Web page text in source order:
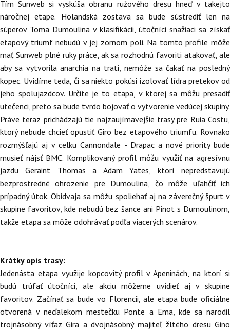
Tím Sunweb si vyskúša obranu ružového dresu hneď v takejto
náročnej etape. Holandská zostava sa bude sústrediť len na
súperov Toma Dumoulina v klasifikácii, útočníci snažiaci sa získať
etapový triumf nebudú v jej zornom poli. Na tomto profile môže
mať Sunweb plné ruky práce, ak sa rozhodnú favoriti atakovať, ale
aby sa vytvorila anarchia na trati, nemôže sa čakať na posledný
kopec. Uvidíme teda, či sa niekto pokúsi izolovať lídra pretekov od
jeho spolujazdcov. Určite je to etapa, v ktorej sa môžu presadiť
utečenci, preto sa bude tvrdo bojovať o vytvorenie vedúcej skupiny.
Práve teraz prichádzajú tie najzaujímavejšie trasy pre Ruia Costu,
ktorý nebude chcieť opustiť Giro bez etapového triumfu. Rovnako
rozmýšľajú aj v celku Cannondale - Drapac a nové priority bude
musieť nájsť BMC. Komplikovaný profil môžu využiť na agresívnu
jazdu Geraint Thomas a Adam Yates, ktorí nepredstavujú
bezprostredné ohrozenie pre Dumoulina, čo môže uľahčiť ich
prípadný útok. Obidvaja sa môžu spoliehať aj na záverečný špurt v
skupine favoritov, kde nebudú bez šance ani Pinot s Dumoulinom,
takže etapa sa môže odohrávať podľa viacerých scenárov.
Krátky opis trasy:
Jedenásta etapa využije kopcovitý profil v Apeninách, na ktorí si
budú trúfať útočníci, ale akciu môžeme uvidieť aj v skupine
favoritov. Začínať sa bude vo Florencii, ale etapa bude oficiálne
otvorená v neďalekom mestečku Ponte a Ema, kde sa narodil
trojnásobný víťaz Gira a dvojnásobný majiteľ žltého dresu Gino